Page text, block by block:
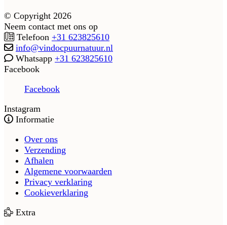
© Copyright 2026
Neem contact met ons op
Telefoon +31 623825610
info@vindocpuurnatuur.nl
Whatsapp +31 623825610
Facebook
Facebook
Instagram
Informatie
Over ons
Verzending
Afhalen
Algemene voorwaarden
Privacy verklaring
Cookieverklaring
Extra